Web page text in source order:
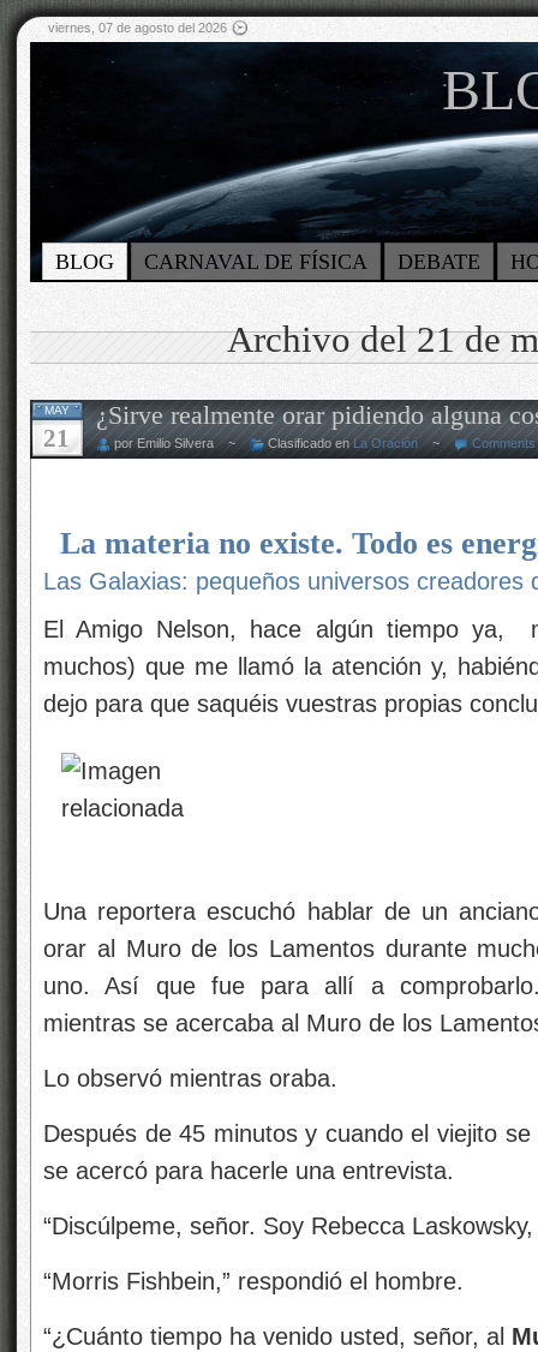
viernes, 07 de agosto del 2026
BLOG CARNAVAL DE FÍSICA DEBATE
Archivo del 21 de
MAY
21
¿Sirve realmente orar pidiendo alguna
por Emilio Silvera ~ Clasificado en La Oración~
La materia no existe. Todo es
Las Galaxias: pequeños universos
El Amigo Nelson, hace algún tiempo ya,
muchos) que me llamó la atención y,
dejo para que saquéis vuestras propias
Una reportera escuchó hablar de un
orar al Muro de los Lamentos durante
uno. Así que fue para allí a
mientras se acercaba al Muro de los
Lo observó mientras oraba.
Después de 45 minutos y cuando el viejito
se acercó para hacerle una entrevista.
“Discúlpeme, señor. Soy Rebecca
“Morris Fishbein,” respondió el hombre.
“¿Cuánto tiempo ha venido usted, señor, al